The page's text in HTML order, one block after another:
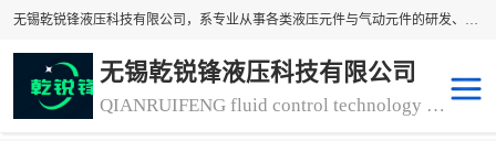
无锡乾锐锋液压科技有限公司，系专业从事各类液压元件与气动元件的研发、生产和销售业务为一体的生产型齿轮泵厂家、液压齿轮泵厂家。主要生产销售风冷式冷却器、液压油风冷却器，冷却器厂家直销、齿轮泵型号、齿轮泵厂家排名详情可来电咨询！
无锡乾锐锋液压科技有限公司
QIANRUIFENG fluid control technology co. LTD